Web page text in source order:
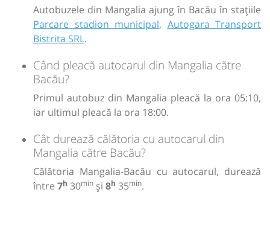
Autobuzele din Mangalia ajung în Bacău în stațiile
Parcare stadion municipal, Autogara Transport
Bistrita SRL.
Când pleacă autocarul din Mangalia către
Bacău?
Primul autobuz din Mangalia pleacă la ora 05:10,
iar ultimul pleacă la ora 18:00.
Cât durează călătoria cu autocarul din
Mangalia către Bacău?
Călătoria Mangalia-Bacău cu autocarul, durează
între 7h 30min și 8h 35min.